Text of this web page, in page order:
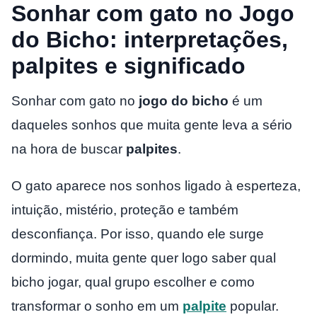
Sonhar com gato no Jogo
do Bicho: interpretações,
palpites e significado
Sonhar com gato no jogo do bicho é um
daqueles sonhos que muita gente leva a sério
na hora de buscar palpites.
O gato aparece nos sonhos ligado à esperteza,
intuição, mistério, proteção e também
desconfiança. Por isso, quando ele surge
dormindo, muita gente quer logo saber qual
bicho jogar, qual grupo escolher e como
transformar o sonho em um palpite popular.